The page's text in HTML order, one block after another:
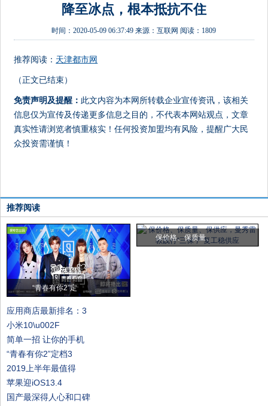
降至冰点，根本抵抗不住
时间：2020-05-09 06:37:49 来源：互联网 阅读：1809
推荐阅读： 天津都市网
（正文已结束）
免责声明及提醒： 此文内容为本网所转载企业宣传资讯，该相关
信息仅为宣传及传递更多信息之目的，不代表本网站观点，文章
真实性请浏览者慎重核实！任何投资加盟均有风险，提醒广大民
众投资需谨慎！
推荐阅读
“青春有你2”定
保价格、保质量、
应用商店最新排名：3
小米10\u002F
简单一招 让你的手机
“青春有你2”定档3
2019上半年最值得
苹果迎iOS13.4
国产最深得人心和口碑